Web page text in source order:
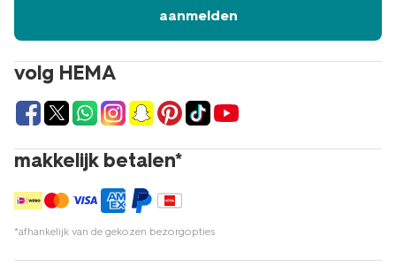
volg HEMA
makkelijk betalen*
*afhankelijk van de gekozen bezorgopties
aanmelden